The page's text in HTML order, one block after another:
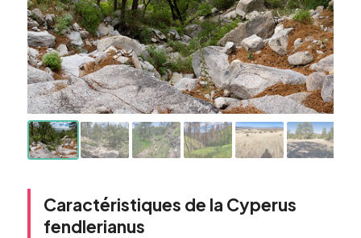
Caractéristiques de la Cyperus
fendlerianus